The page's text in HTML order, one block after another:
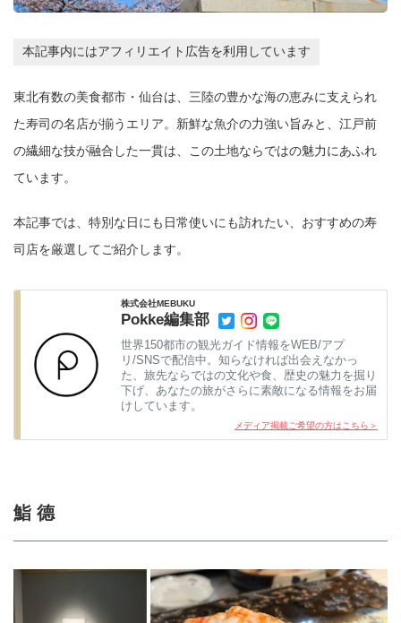
本記事内にはアフィリエイト広告を利用しています
東北有数の美食都市・仙台は、三陸の豊かな海の恵みに支えられ
た寿司の名店が揃うエリア。新鮮な魚介の力強い旨みと、江戸前
の繊細な技が融合した一貫は、この土地ならではの魅力にあふれ
ています。
本記事では、特別な日にも日常使いにも訪れたい、おすすめの寿
司店を厳選してご紹介します。
株式会社MEBUKU
Pokke編集部
世界150都市の観光ガイド情報をWEB/アプ
リ/SNSで配信中。知らなければ出会えなかっ
た、旅先ならではの文化や食、歴史の魅力を掘り
下げ、あなたの旅がさらに素敵になる情報をお届
けしています。
メディア掲載ご希望の方はこちら＞
鮨 德